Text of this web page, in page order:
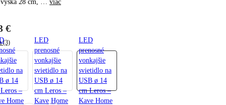
28 cm, … viac
€
(3)
na
ø 14
–
Home
LED
prenosné
vonkajšie
svietidlo na
USB ø 14
cm Leros –
Kave Home
LED
prenosné
vonkajšie
svietidlo na
USB ø 14
cm Leros –
Kave Home